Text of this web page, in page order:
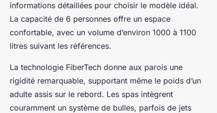
informations détaillées pour choisir le modèle idéal.
La capacité de 6 personnes offre un espace
confortable, avec un volume d’environ 1000 à 1100
litres suivant les références.
La technologie FiberTech donne aux parois une
rigidité remarquable, supportant même le poids d’un
adulte assis sur le rebord. Les spas intègrent
couramment un système de bulles, parfois de jets